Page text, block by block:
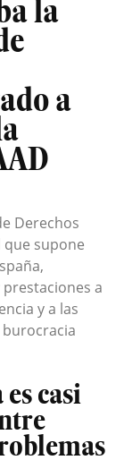
la
a
Derechos
supone
a
y a las
casi